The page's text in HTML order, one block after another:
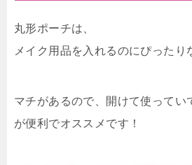
丸形ポーチは、
メイク用品を入れるのにぴったり
マチがあるので、開けて使ってい
が便利でオススメです！